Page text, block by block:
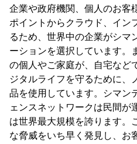
企業や政府機関、個人のお客
ポイントからクラウド、イン
るため、世界中の企業がシマ
ーションを選択しています。
の個人やご家庭が、自宅など
ジタルライフを守るために、
品を使用しています。シマン
ェンスネットワークは民間が
は世界最大規模を誇ります。
な脅威をいち早く発見し、お